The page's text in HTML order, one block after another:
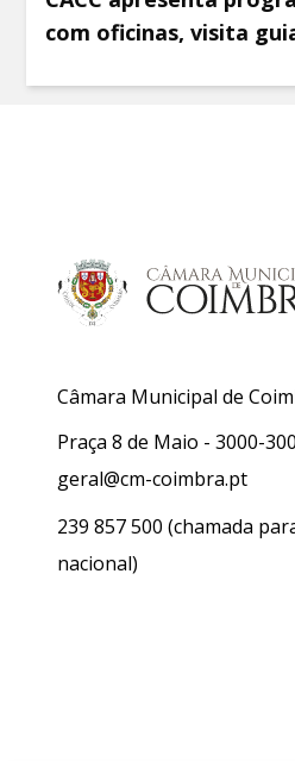
com oficinas, visita
Câmara Municipal de
Praça 8 de Maio - 3000-
geral@cm-coimbra.pt
239 857 500 (chamada
nacional)